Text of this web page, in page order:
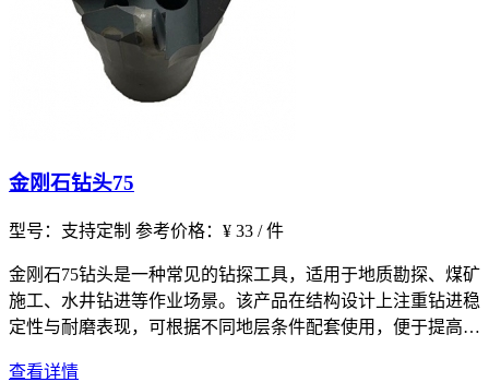
金刚石钻头75
型号：支持定制 参考价格：¥ 33 / 件
金刚石75钻头是一种常见的钻探工具，适用于地质勘探、煤矿
施工、水井钻进等作业场景。该产品在结构设计上注重钻进稳
定性与耐磨表现，可根据不同地层条件配套使用，便于提高施
查看详情